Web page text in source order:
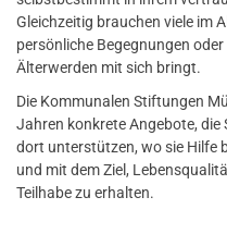
Gleichzeitig brauchen viele im
persönliche Begegnungen
Älterwerden mit sich bringt.
Die Kommunalen Stiftungen
Jahren konkrete Angebote, die
dort unterstützen, wo sie Hilfe
und mit dem Ziel,
Teilhabe zu erhalten.